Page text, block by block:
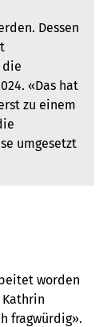
Dessen
die
«Das hat
zu einem
umgesetzt
worden
fragwürdig».